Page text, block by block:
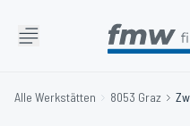
Alle Werkstätten 8053 Graz